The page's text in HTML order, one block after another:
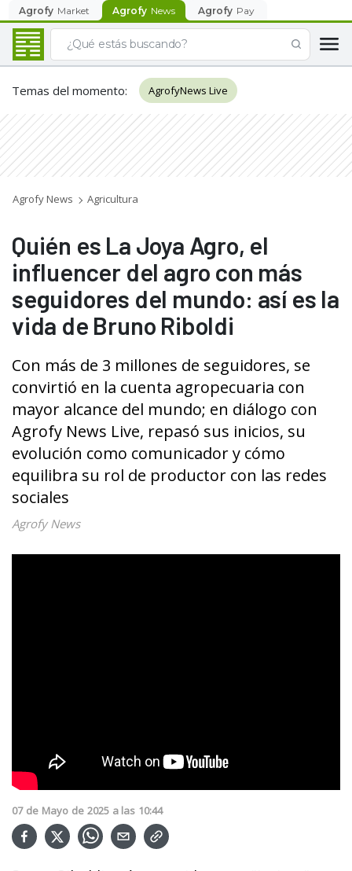
Agrofy Market Agrofy News Agrofy Pay
Temas del momento: AgrofyNews Live
Agrofy News Agricultura
Quién es La Joya Agro, el
influencer del agro con más
seguidores del mundo: así es la
vida de Bruno Riboldi
Con más de 3 millones de seguidores, se
convirtió en la cuenta agropecuaria con
mayor alcance del mundo; en diálogo con
Agrofy News Live, repasó sus inicios, su
evolución como comunicador y cómo
equilibra su rol de productor con las redes
sociales
Agrofy News
07 de Mayo de 2025 a las 10:44